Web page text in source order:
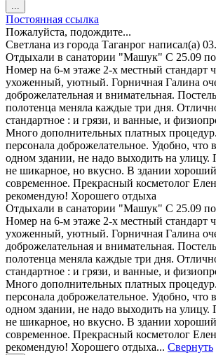
...
этот
метабокс
в
другое
состояние.
Постоянная ссылка
Пожалуйста, подождите...
Светлана из города Таганрог написал(а)
Отдыхали в санатории "Машук" С 25.09 по
Номер на 6-м этаже 2-х местный стандарт
ухоженный, уютный. Горничная Галина
доброжелательная и внимательная.
полотенца меняла каждые три дня.
стандартное : и грязи, и ванные, и
Много дополнительных платных
персонала доброжелательное. Удобно, что
одном здании, не надо выходить на улицу.
не шикарное, но вкусно. В здании
современное. Прекрасный косметолог
рекомендую! Хорошего отдыха
Отдыхали в санатории "Машук" С 25.09 по
Номер на 6-м этаже 2-х местный стандарт
ухоженный, уютный. Горничная Галина
доброжелательная и внимательная.
полотенца меняла каждые три дня.
стандартное : и грязи, и ванные, и
Много дополнительных платных
персонала доброжелательное. Удобно, что
одном здании, не надо выходить на улицу.
не шикарное, но вкусно. В здании
современное. Прекрасный косметолог
рекомендую! Хорошего отдыха... Свернуть